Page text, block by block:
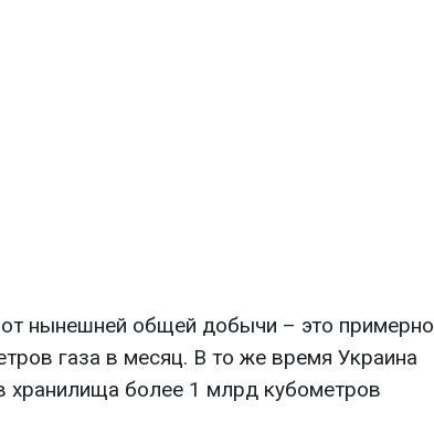
от нынешней общей добычи – это примерно
газа в месяц. В то же время Украина
хранилища более 1 млрд кубометров